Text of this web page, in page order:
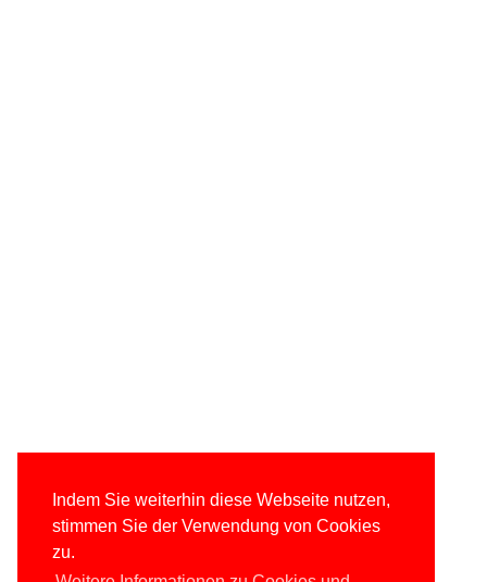
Indem Sie weiterhin diese Webseite nutzen,
stimmen Sie der Verwendung von Cookies
zu.